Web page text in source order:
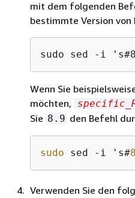
mit dem folgenden
bestimmte Version von
sudo sed -i
Wenn Sie
möchten,
Sie 8.9 den Befehl
sudo sed -i 's#8
Verwenden Sie den